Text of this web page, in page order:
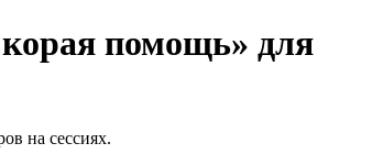
помощь» для
на сессиях.